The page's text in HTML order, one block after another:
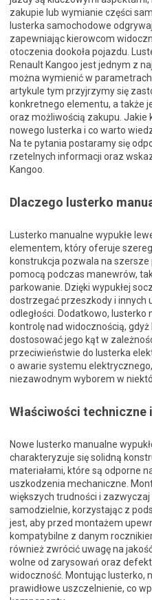
zakupie lub wymianie części
lusterka samochodowe
zapewniając kierowcom
otoczenia dookoła pojazdu.
Renault Kangoo jest jednym z
można wymienić w
artykule tym przyjrzymy się
konkretnego elementu, a także
oraz możliwością zakupu. Jakie
nowego lusterka i co warto
Na te pytania postaramy się
rzetelnych informacji oraz
Kangoo.
Dlaczego lusterko
Lusterko manualne wypukłe
elementem, który oferuje
konstrukcja pozwala na
pomocą podczas manewrów,
parkowanie. Dzięki wypukłej
dostrzegać przeszkody i innych
odległości. Dodatkowo,
kontrolę nad widocznością,
dostosować jego kąt w
przeciwieństwie do lusterka
o awarie systemu
niezawodnym wyborem w
Właściwości techniczne
Nowe lusterko manualne
charakteryzuje się solidną
materiałami, które są odporne
uszkodzenia mechaniczne.
większych trudności i
samodzielnie, korzystając z
jest, aby przed montażem
kompatybilne z danym
również zwrócić uwagę na
wolne od zarysowań oraz
widoczność. Montując lusterko,
prawidłowe uszczelnienie, co